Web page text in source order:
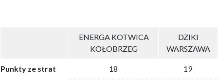
ENERGA KOTWICA
KOŁOBRZEG
DZIKI
WARSZAWA
Punkty ze strat 18
19